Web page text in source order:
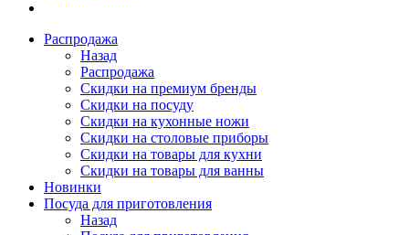
Распродажа
Назад
Распродажа
Скидки на премиум бренды
Скидки на посуду
Скидки на кухонные ножи
Скидки на столовые приборы
Скидки на товары для кухни
Скидки на товары для ванны
Новинки
Посуда для приготовления
Назад